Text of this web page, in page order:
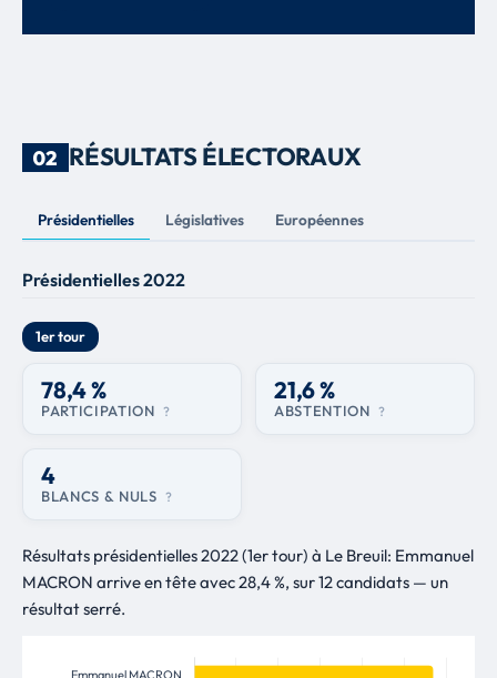
02 RÉSULTATS ÉLECTORAUX
Présidentielles Législatives Européennes
Présidentielles 2022
1er tour
78,4 %
PARTICIPATION ?
21,6 %
ABSTENTION ?
4
BLANCS & NULS ?
Résultats présidentielles 2022 (1er tour) à Le Breuil: Emmanuel
MACRON arrive en tête avec 28,4 %, sur 12 candidats — un
résultat serré.